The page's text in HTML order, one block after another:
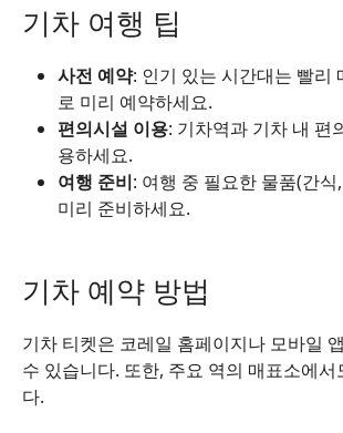
기차 여행 팁
사전 예약: 인기 있는 시간대는 빨리
로 미리 예약하세요.
편의시설 이용: 기차역과 기차 내 편
용하세요.
여행 준비: 여행 중 필요한 물품(간
미리 준비하세요.
기차 예약 방법
기차 티켓은 코레일 홈페이지나 모바일
수 있습니다. 또한, 주요 역의 매표소에서
다.